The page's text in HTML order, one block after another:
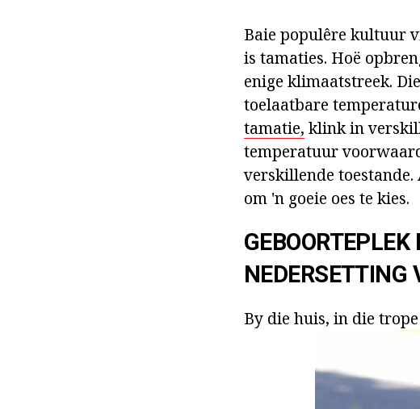
Baie populêre kultuur
is tamaties. Hoë
enige klimaatstreek.
toelaatbare
tamatie, klink in
temperatuur
verskillende
om 'n goeie oes te kies.
NEDERSETTING
By die huis, in die